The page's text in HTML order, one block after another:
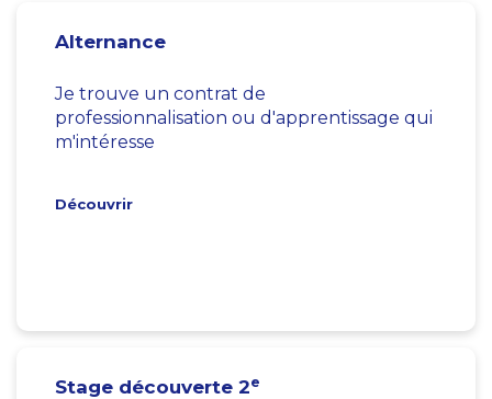
Alternance
Je trouve un contrat de
professionnalisation ou d'apprentissage qui
m'intéresse
Découvrir
Stage découverte 2e